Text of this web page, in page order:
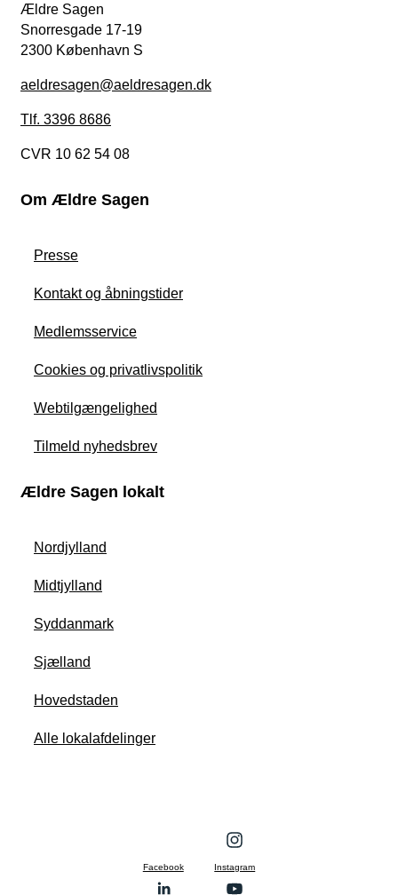
Ældre Sagen
Snorresgade 17-19
2300 København S
aeldresagen@aeldresagen.dk
Tlf. 3396 8686
CVR 10 62 54 08
Om Ældre Sagen
Presse
Kontakt og åbningstider
Medlemsservice
Cookies og privatlivspolitik
Webtilgængelighed
Tilmeld nyhedsbrev
Ældre Sagen lokalt
Nordjylland
Midtjylland
Syddanmark
Sjælland
Hovedstaden
Alle lokalafdelinger
Facebook Instagram